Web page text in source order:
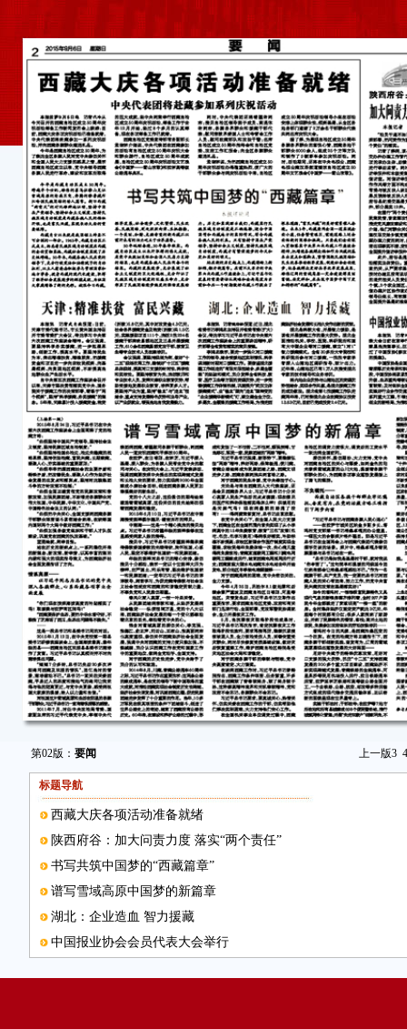
第02版： 要闻 上一版3 4
标题导航
西藏大庆各项活动准备就绪
陕西府谷：加大问责力度 落实“两个责任”
书写共筑中国梦的“西藏篇章”
谱写雪域高原中国梦的新篇章
湖北：企业造血 智力援藏
中国报业协会会员代表大会举行